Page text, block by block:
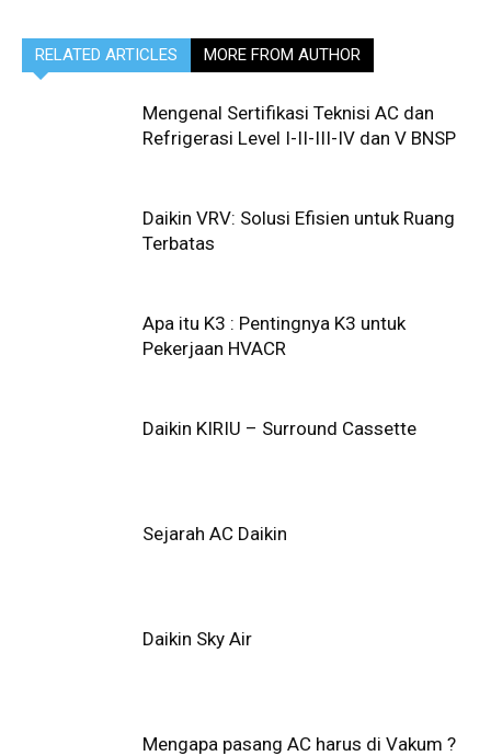
RELATED ARTICLES MORE FROM AUTHOR
Mengenal Sertifikasi Teknisi AC dan
Refrigerasi Level I-II-III-IV dan V BNSP
Daikin VRV: Solusi Efisien untuk Ruang
Terbatas
Apa itu K3 : Pentingnya K3 untuk
Pekerjaan HVACR
Daikin KIRIU – Surround Cassette
Sejarah AC Daikin
Daikin Sky Air
Mengapa pasang AC harus di Vakum ?